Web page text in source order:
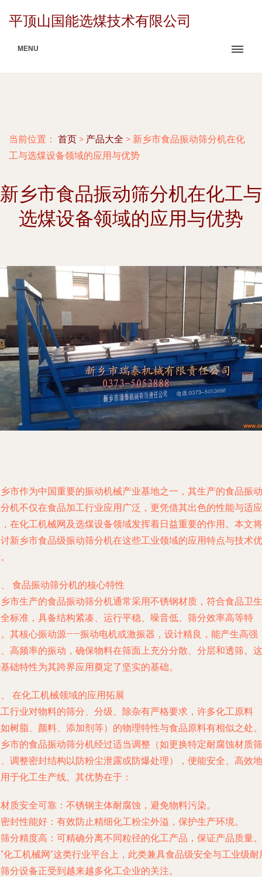
平顶山国能选煤技术有限公司
MENU
当前位置： 首页 > 产品大全 > 新乡市食品振动筛分机在化
工与选煤设备领域的应用与优势
新乡市食品振动筛分机在化工与
选煤设备领域的应用与优势
市作为中国重要的振动机械产业基地之一，其生产的食品振动
机不仅在食品加工行业应用广泛，更凭借其出色的性能与适应
在化工机械网及选煤设备领域发挥着日益重要的作用。本文将
新乡市食品级振动筛分机在这些工业领域的应用特点与技术优
食品振动筛分机的核心特性
市生产的食品振动筛分机通常采用不锈钢材质，符合食品卫生
标准，具备结构紧凑、运行平稳、噪音低、筛分效率高等特
其核心振动源——振动电机或激振器，设计精良，能产生高强
高频率的振动，确保物料在筛面上充分分散、分层和透筛。这
础特性为其跨界应用奠定了坚实的基础。
在化工机械领域的应用拓展
行业对物料的筛分、分级、除杂有严格要求，许多化工原料
树脂、颜料、添加剂等）的物理特性与食品原料有相似之处。
市的食品振动筛分机经过适当调整（如更换特定耐腐蚀材质筛
调整密封结构以防粉尘泄露或防爆处理），便能安全、高效地
于化工生产线。其优势在于：
质安全可靠：不锈钢主体耐腐蚀，避免物料污染。
封性能好：有效防止精细化工粉尘外溢，保护生产环境。
分精度高：可精确分离不同粒径的化工产品，保证产品质量。
化工机械网”这类行业平台上，此类兼具食品级安全与工业级耐
分设备正受到越来越多化工企业的关注。